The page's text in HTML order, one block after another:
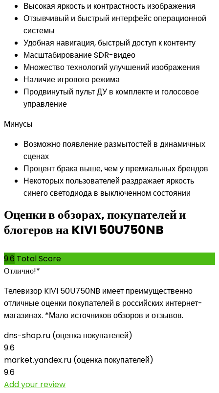
Высокая яркость и контрастность изображения
Отзывчивый и быстрый интерфейс операционной
системы
Удобная навигация, быстрый доступ к контенту
Масштабирование SDR-видео
Множество технологий улучшений изображения
Наличие игрового режима
Продвинутый пульт ДУ в комплекте и голосовое
управление
Минусы
Возможно появление размытостей в динамичных
сценах
Процент брака выше, чем у премиальных брендов
Некоторых пользователей раздражает яркость
синего светодиода в выключенном состоянии
Оценки в обзорах, покупателей и
блогеров на KIVI 50U750NB
9.6 Total Score
Отлично!*
Телевизор KIVI 50U750NB имеет преимущественно
отличные оценки покупателей в российских интернет-
магазинах. *Мало источников обзоров и отзывов.
dns-shop.ru (оценка покупателей)
9.6
market.yandex.ru (оценка покупателей)
9.6
Add your review